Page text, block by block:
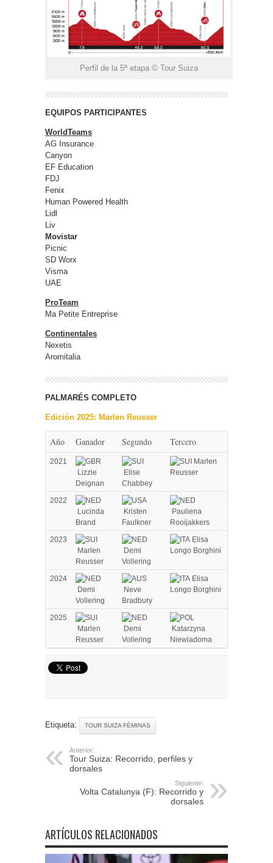
Perfil de la 5ª etapa © Tour Suiza
EQUIPOS PARTICIPANTES
WorldTeams
AG Insurance
Canyon
EF Education
FDJ
Fenix
Human Powered Health
Lidl
Liv
Movistar
Picnic
SD Worx
Visma
UAE
ProTeam
Ma Petite Entreprise
Continentales
Nexetis
Aromitalia
PALMARÉS COMPLETO
Edición 2025: Marlen Reusser
Año Ganador Segundo Tercero
2021
Lizzie
Deignan
Elise
Chabbey
Marlen
Reusser
2022
Lucinda
Brand
Kristen
Faulkner
Pauliena
Rooijakkers
2023
Marlen
Reusser
Demi
Vollering
Elisa
Longo Borghini
2024
Demi
Vollering
Neve
Bradbury
Elisa
Longo Borghini
2025
Marlen
Reusser
Demi
Vollering
Katarzyna
Niewiadoma
Etiqueta: TOUR SUIZA FÉMINAS
Anterior:
Tour Suiza: Recorrido, perfiles y
dorsales
Siguiente:
Volta Catalunya (F): Recorrido y
dorsales
ARTÍCULOS RELACIONADOS